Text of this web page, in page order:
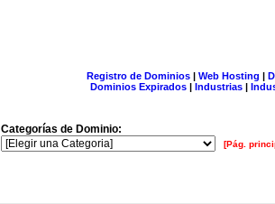
Registro de Dominios| Web Hosting |
Dominios Expirados | Industrias |
Categorías de Dominio:
[Pág.